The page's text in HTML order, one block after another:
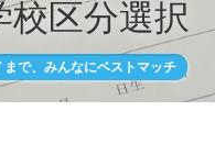
校区分選択
で、みんなにベストマッチ